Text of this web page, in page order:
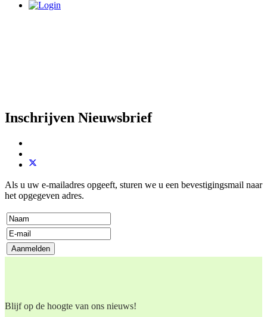
Inschrijven Nieuwsbrief
Als u uw e-mailadres opgeeft, sturen we u een bevestigingsmail naar
het opgegeven adres.
Blijf op de hoogte van ons nieuws!